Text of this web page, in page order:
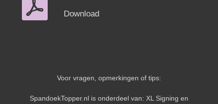
Download
Voor vragen, opmerkingen of tips:
SpandoekTopper.nl is onderdeel van: XL Signing en